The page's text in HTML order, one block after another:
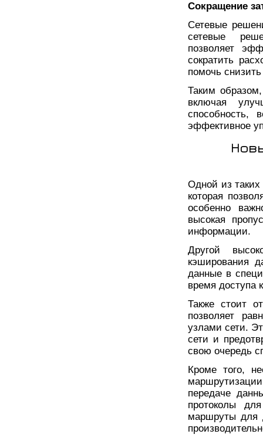
Сокращение
Сетевые
сетевые
позволяет
сократить
помочь
Таким
включая
способность,
эффективное
Одной из таких
которая
особенно
высокая
информации.
Другой
кэширования
данные в
время доступа
Также стоит
позволяет
узлами сети.
сети и
свою очередь
Кроме того,
передаче
протоколы
маршруты для